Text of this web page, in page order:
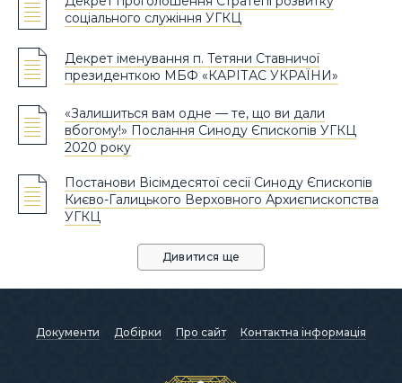
соціального служіння УГКЦ
Декрет іменування п. Тетяни Ставничої
президенткою МБФ «КАРІТАС УКРАЇНИ»
«Залишиться вам одне — те, що ви дали
вбогому!» Послання Синоду Єпископів УГКЦ
2020 року
Постанови Вісімдесятої сесії Синоду Єпископів
Києво-Галицького Верховного Архиєпископства
УГКЦ
Дивитися ще
Документи Добірки Про сайт Контактна інформація